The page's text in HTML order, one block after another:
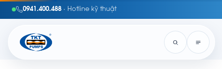
0941.400.488 · Hotline kỹ thuật